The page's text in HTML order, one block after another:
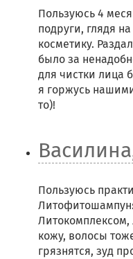
Пользуюсь 4
подруги, глядя
косметику.
было за
для чистки лица
я горжусь
то)!
Пользуюсь
кожу, волосы
грязнятся, зуд